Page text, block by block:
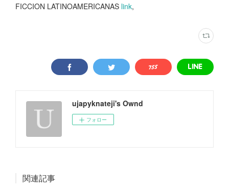
FICCION LATINOAMERICANAS link,
ujapyknateji's Ownd
フォロー
関連記事